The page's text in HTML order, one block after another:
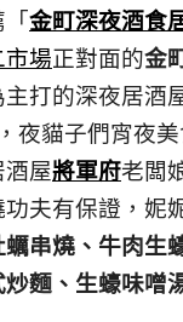
金町深夜酒食
市場正對面的金
打的深夜居酒
夜貓子們宵夜
酒屋將軍府老闆
夫有保證，妮
蠣串燒、牛肉生
麵、生蠔味噌